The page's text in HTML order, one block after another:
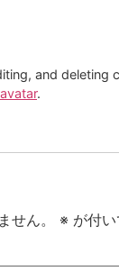
and deleting
.
せん。 ※ が付